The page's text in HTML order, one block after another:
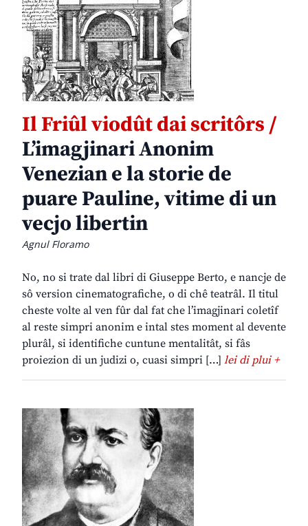
Il Friûl viodût dai scritôrs /
L’imagjinari Anonim
Venezian e la storie de
puare Pauline, vitime di un
vecjo libertin
Agnul Floramo
No, no si trate dal libri di Giuseppe Berto, e nancje de
sô version cinematografiche, o di chê teatrâl. Il titul
cheste volte al ven fûr dal fat che l’imagjinari coletîf
al reste simpri anonim e intal stes moment al devente
plurâl, si identifiche cuntune mentalitât, si fâs
proiezion di un judizi o, cuasi simpri […] lei di plui +